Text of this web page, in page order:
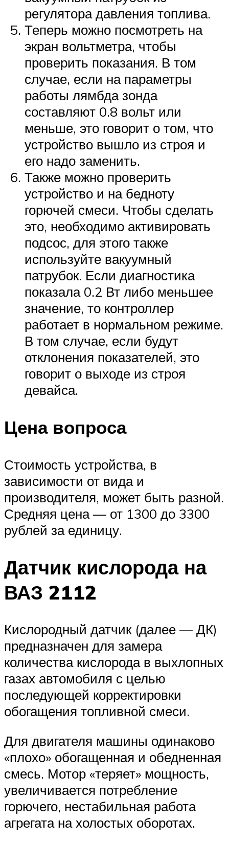
регулятора давления топлива.
Теперь можно посмотреть на
экран вольтметра, чтобы
проверить показания. В том
случае, если на параметры
работы лямбда зонда
составляют 0.8 вольт или
меньше, это говорит о том, что
устройство вышло из строя и
его надо заменить.
Также можно проверить
устройство и на бедноту
горючей смеси. Чтобы сделать
это, необходимо активировать
подсос, для этого также
используйте вакуумный
патрубок. Если диагностика
показала 0.2 Вт либо меньшее
значение, то контроллер
работает в нормальном режиме.
В том случае, если будут
отклонения показателей, это
говорит о выходе из строя
девайса.
Цена вопроса
Стоимость устройства, в
зависимости от вида и
производителя, может быть разной.
Средняя цена — от 1300 до 3300
рублей за единицу.
Датчик кислорода на
ВАЗ 2112
Кислородный датчик (далее — ДК)
предназначен для замера
количества кислорода в выхлопных
газах автомобиля с целью
последующей корректировки
обогащения топливной смеси.
Для двигателя машины одинаково
«плохо» обогащенная и обедненная
смесь. Мотор «теряет» мощность,
увеличивается потребление
горючего, нестабильная работа
агрегата на холостых оборотах.